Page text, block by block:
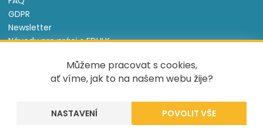
Můžeme pracovat s cookies,
ať víme, jak to na našem webu žije?
NASTAVENÍ
GDPR
Newsletter
Návody pro práci s EDULK
Nastavení cookies
Informace o souborech cookie
Tento projekt je spolufinancován Evropským sociálním
fondem a státním rozpočtem České republiky.